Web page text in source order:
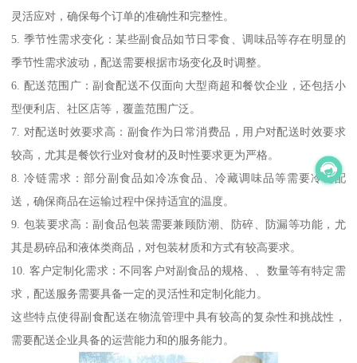
灵活应对，确保每个订单的准确性和完整性。
5. 季节性需求变化：某些副食品如节日零食、调味品等存在明显的
季节性需求波动，配送需要根据市场变化及时调整。
6. 配送范围广：副食配送不仅面向大型商超和餐饮企业，还包括小
型便利店、社区店等，覆盖范围广泛。
7. 对配送时效要求高：副食作为日常消费品，用户对配送时效要求
较高，尤其是餐饮行业对食材的及时性要求更为严格。
8. 冷链需求：部分副食品如冷冻食品、冷藏调味品等需要冷链配
送，确保商品在运输过程中保持适宜的温度。
9. 包装要求高：副食品包装需要兼顾防潮、防碎、防漏等功能，尤
其是易碎品和液体类商品，对包装材质和方式有较高要求。
10. 客户定制化需求：不同客户对副食品的规格、、数量等有特定需
求，配送服务需要具备一定的灵活性和定制化能力。
这些特点使得副食配送在物流管理中具有较高的复杂性和挑战性，
需要配送企业具备的运营能力和的服务能力。